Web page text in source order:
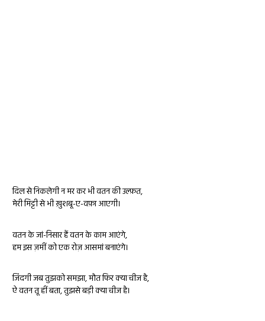
दिल से निकलेगी न मर कर भी वतन की उल्फ़त,
मेरी मिट्टी से भी ख़ुशबू-ए-वफ़ा आएगी।
वतन के जां-निसार हैं वतन के काम आएंगे,
हम इस ज़मीं को एक रोज़ आसमां बनाएंगे।
जिंदगी जब तुझको समझा, मौत फिर क्या चीज है,
ऐ वतन तू हीं बता, तुझसे बड़ी क्या चीज है।